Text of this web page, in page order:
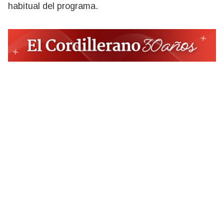
habitual del programa.